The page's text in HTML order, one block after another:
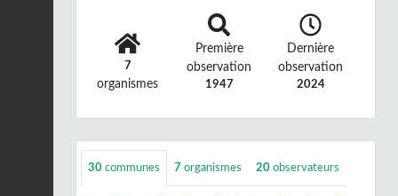
7
organismes
Première
observation
1947
Dernière
observation
2024
30 communes 7 organismes 20 observateurs